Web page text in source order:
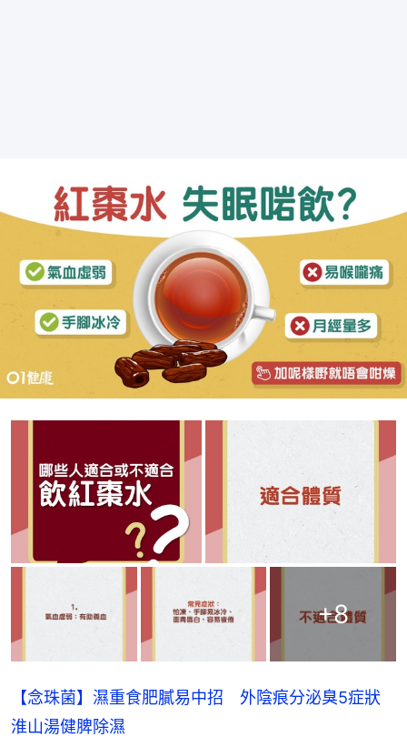
+8
【念珠菌】濕重食肥膩易中招 外陰痕分泌臭5症狀
淮山湯健脾除濕